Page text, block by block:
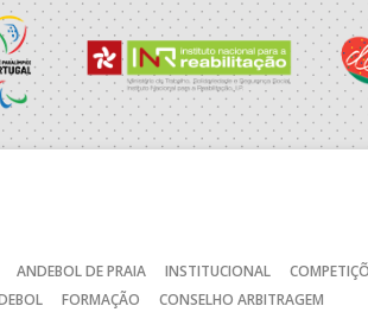
_ - _ AD ACADEMIA ANDEBOL SPS
_ - _ CJ A. GARRETT /Pristivus
_ - _ AD CARVALHOS
ANDEBOL DE PRAIA INSTITUCIONAL
FORMAÇÃO CONSELHO ARBITRAGEM